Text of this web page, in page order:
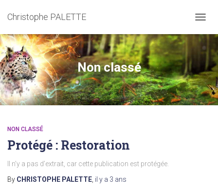
Christophe PALETTE
Non classé
NON CLASSÉ
Protégé : Restoration
Il n’y a pas d’extrait, car cette publication est protégée.
By CHRISTOPHE PALETTE il y a 3 ans